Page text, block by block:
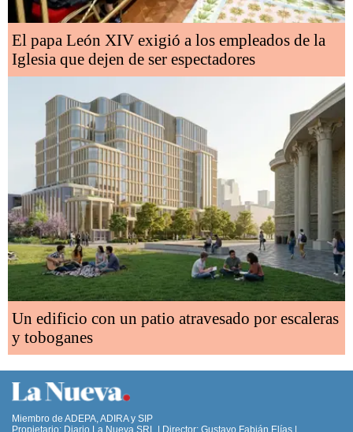
El papa León XIV exigió a los empleados de la
Iglesia que dejen de ser espectadores
Un edificio con un patio atravesado por escaleras
y toboganes
Miembro de ADEPA, ADIRA y SIP